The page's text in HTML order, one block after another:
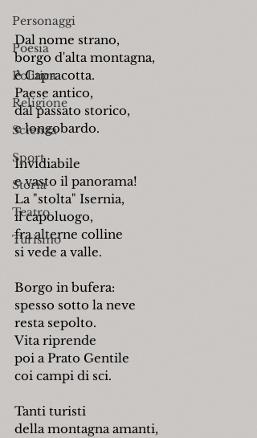
Personaggi
Poesia
Politica
Religione
Scienza
Sport
Storia
Teatro
Turismo
Dal nome strano,
borgo d'alta montagna,
è Capracotta.
Paese antico,
dal passato storico,
e longobardo.
Invidiabile
e vasto il panorama!
La "stolta" Isernia,
il capoluogo,
fra alterne colline
si vede a valle.
Borgo in bufera:
spesso sotto la neve
resta sepolto.
Vita riprende
poi a Prato Gentile
coi campi di sci.
Tanti turisti
della montagna amanti,